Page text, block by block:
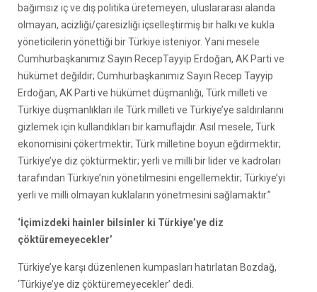
bağımsız iç ve dış politika üretemeyen, uluslararası alanda
olmayan, acizliği/çaresizliği içselleştirmiş bir halkı ve kukla
yöneticilerin yönettiği bir Türkiye isteniyor. Yani mesele
Cumhurbaşkanımız Sayın RecepTayyip Erdoğan, AK Parti ve
hükümet değildir; Cumhurbaşkanımız Sayın Recep Tayyip
Erdoğan, AK Parti ve hükümet düşmanlığı, Türk milleti ve
Türkiye düşmanlıkları ile Türk milleti ve Türkiye’ye saldırılarını
gizlemek için kullandıkları bir kamuflajdır. Asıl mesele, Türk
ekonomisini çökertmektir; Türk milletine boyun eğdirmektir;
Türkiye’ye diz çöktürmektir; yerli ve milli bir lider ve kadroları
tarafından Türkiye’nin yönetilmesini engellemektir; Türkiye’yi
yerli ve milli olmayan kuklaların yönetmesini sağlamaktır.”
‘İçimizdeki hainler bilsinler ki Türkiye’ye diz
çöktüremeyecekler’
Türkiye’ye karşı düzenlenen kumpasları hatırlatan Bozdağ,
‘Türkiye’ye diz çöktüremeyecekler’ dedi.